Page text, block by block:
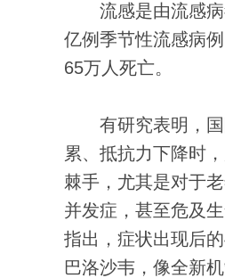
流感是由流感病
亿例季节性流感病
65万人死亡。
有研究表明，国际
累、抵抗力下降时
棘手，尤其是对于
并发症，甚至危及
指出，症状出现后
巴洛沙韦，像全新